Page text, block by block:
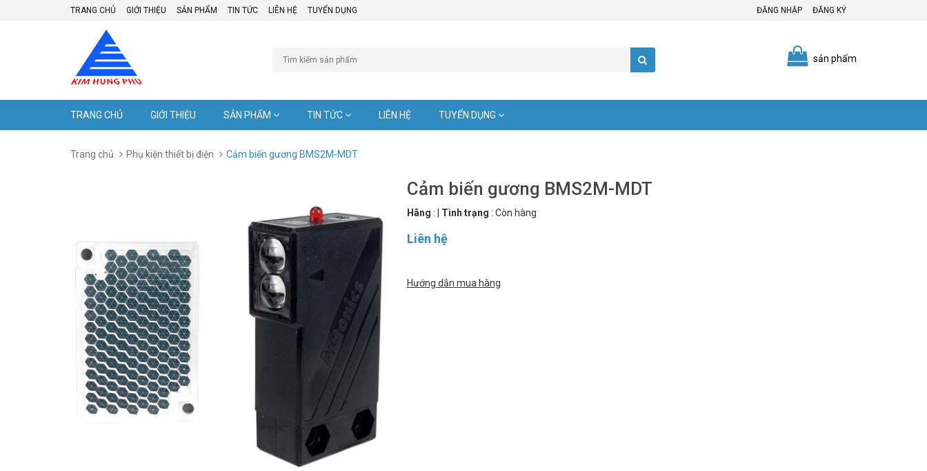
TRANG CHỦ GIỚI THIỆU SẢN PHẨM TIN TỨC LIÊN HỆ TUYỂN DỤNG ĐĂNG NHẬP ĐĂNG KÝ
sản phẩm
TRANG CHỦ GIỚI THIỆU SẢN PHẨM TIN TỨC LIÊN HỆ TUYỂN DỤNG
Trang chủ Phụ kiện thiết bị điện Cảm biến gương BMS2M-MDT
Cảm biến gương BMS2M-MDT
Hãng : Tình trạng : Còn hàng
Liên hệ
Hướng dẫn mua hàng